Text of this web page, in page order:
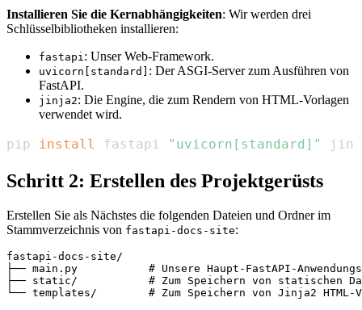
Installieren Sie die Kernabhängigkeiten: Wir werden drei
Schlüsselbibliotheken installieren:
fastapi: Unser Web-Framework.
uvicorn[standard] : Der ASGI-Server zum Ausführen von
FastAPI.
jinja2: Die Engine, die zum Rendern von HTML-Vorlagen
verwendet wird.
pip install fastapi "uvicorn[standard]"
Schritt 2: Erstellen des Projektgerüsts
Erstellen Sie als Nächstes die folgenden Dateien und Ordner im
Stammverzeichnis von fastapi-docs-site:
fastapi-docs-site/
├── main.py           # Unsere Haupt-FastAPI-
├── static/           # Zum Speichern von statischen